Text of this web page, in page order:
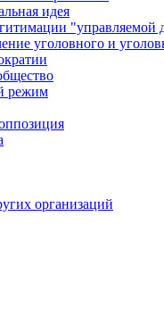
идея
"управляемой
уголовного и
режим
организаций